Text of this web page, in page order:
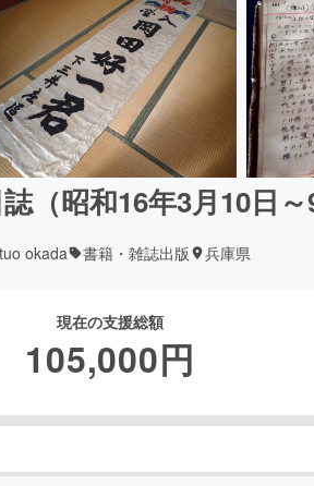
（昭和16年3月10日
okada 書籍・雑誌出版 兵庫県
現在の支援総額
105,000円